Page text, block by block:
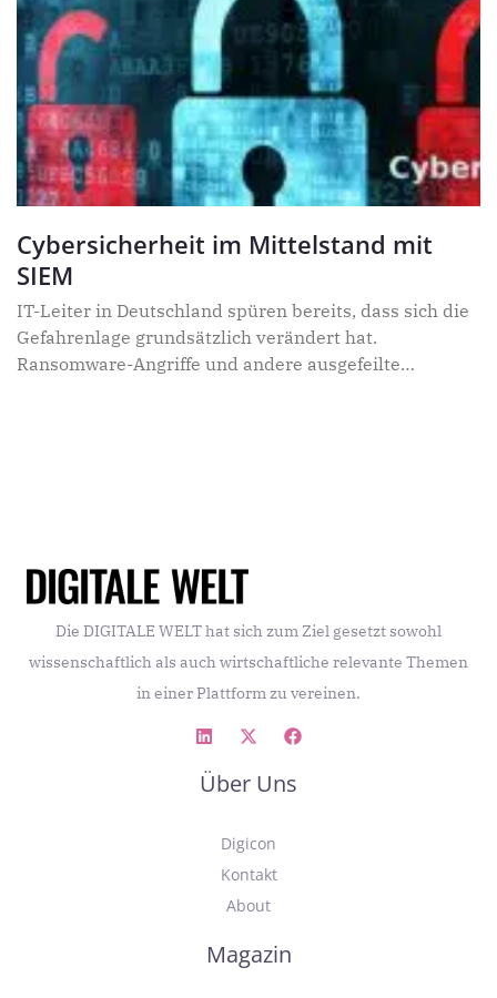
Cybersicherheit im Mittelstand mit
SIEM
IT-Leiter in Deutschland spüren bereits, dass sich die
Gefahrenlage grundsätzlich verändert hat.
Ransomware-Angriffe und andere ausgefeilte
Die DIGITALE WELT hat sich zum Ziel gesetzt sowohl
wissenschaftlich als auch wirtschaftliche relevante Themen
in einer Plattform zu vereinen.
Über Uns
Digicon
Kontakt
About
Magazin